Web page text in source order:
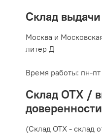
Склад
Москва и
литер Д
Время работы: пн-
Склад ОТХ /
доверенности
(Склад ОТХ - склад